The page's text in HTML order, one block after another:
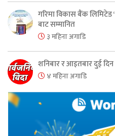
गरिमा विकास बैंक
बाट सम्मानित
३ महिना अगाडि
शनिबार र आइतबार दुई दिन
४ महिना अगाडि